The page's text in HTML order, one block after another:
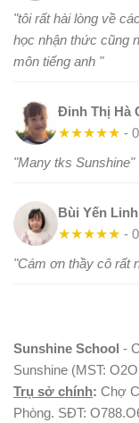
"tôi rất hài lòng về
học nhận thức cũng
môn tiếng anh "
Đinh Thị Hà
★★★★★ -
"Many tks Sunshine"
Bùi Yến Linh
★★★★★ -
"Cám ơn thầy cô rất
Sunshine School -
Sunshine (MST:
Trụ sở chính: Chợ
Phòng. SĐT: